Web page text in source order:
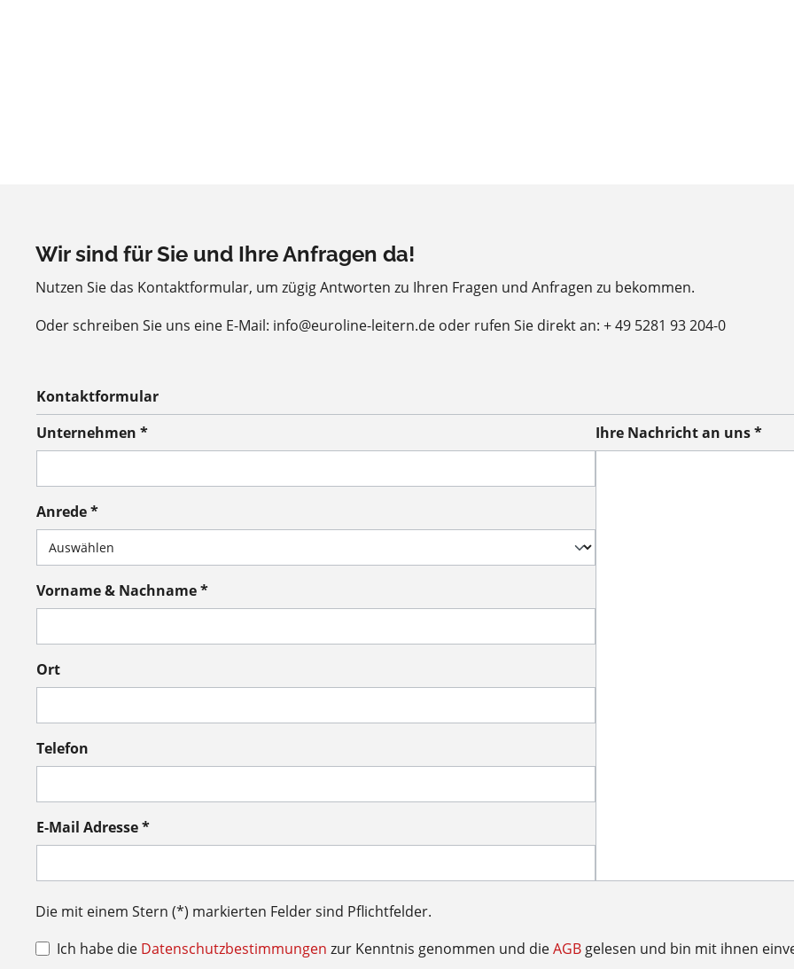
Wir sind für Sie und Ihre Anfragen da!
Nutzen Sie das Kontaktformular, um zügig Antworten zu Ihren Fragen und Anfragen zu bekommen.
Oder schreiben Sie uns eine E-Mail: info@euroline-leitern.de oder rufen Sie direkt an: + 49 5281 93 204-0
Kontaktformular
Unternehmen *
Anrede *
Vorname & Nachname *
Ort
Telefon
E-Mail Adresse *
Ihre Nachricht an uns *
Die mit einem Stern (*) markierten Felder sind Pflichtfelder.
Ich habe die Datenschutzbestimmungen zur Kenntnis genommen und dieAGB gelesen und bin mit ihnen